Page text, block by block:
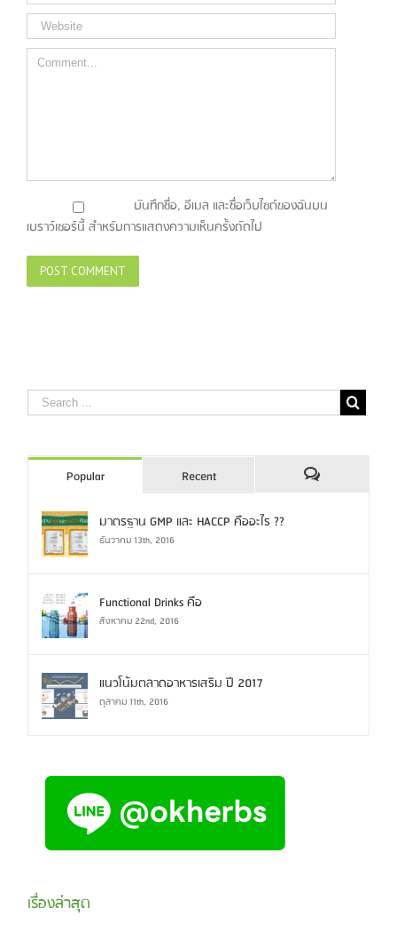
Comment
บันทึกชื่อ, อีเมล และชื่อเว็บไซต์ของฉันบน
เบราว์เซอร์นี้ สำหรับการแสดงความเห็นครั้งถัดไป
Popular
Recent
มาตรฐาน GMP และ HACCP คืออะไร ??
ธันวาคม 13th, 2016
Functional Drinks คือ
สิงหาคม 22nd, 2016
แนวโน้มตลาดอาหารเสริม ปี 2017
ตุลาคม 11th, 2016
เรื่องล่าสุด